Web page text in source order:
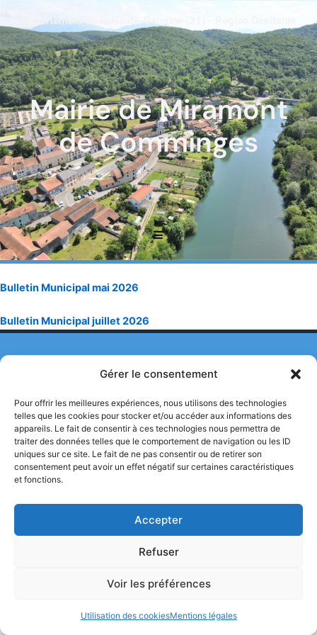
Gérer le consentement
Pour offrir les meilleures expériences, nous utilisons des technologies
telles que les cookies pour stocker et/ou accéder aux informations des
appareils. Le fait de consentir à ces technologies nous permettra de
traiter des données telles que le comportement de navigation ou les ID
uniques sur ce site. Le fait de ne pas consentir ou de retirer son
consentement peut avoir un effet négatif sur certaines caractéristiques
et fonctions.
Accepter
Refuser
Voir les préférences
Utilisation des cookiesMentions légales
Mairie de Miramont
de Comminges
Département de la Haute-Garonne (31) - Région Occitanie
Bulletin Municipal mai 2026
Bulletin Municipal juillet 2026
Politique de confidentialité
Mentions Légales
Utilisation des Cookies
Mairie de Miramont de Comminges©